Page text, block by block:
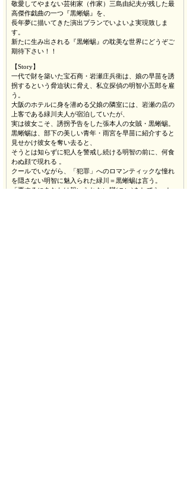
敬愛してやまない芸術家（作家）三島由紀夫が残した最
高傑作戯曲の一つ『黒蜥蜴』を、
長年夢に描いてきた演出プランでいよいよ実現致しま
す。
新たに生み出される『黒蜥蜴』の耽美な世界にどうぞご
期待下さい！！
【Story】
一代で財を築いた宝石商・岩瀬庄兵衛は、娘の早苗を誘
拐するという脅迫状に脅え、私立探偵の明智小五郎を雇
う。
大阪のホテルに身を潜める父娘の隣室には、岩瀬の店の
上客である緑川夫人が宿泊していたが、
実は彼女こそ、誘拐予告をした張本人の女賊・黒蜥蜴。
黒蜥蜴は、部下の美しい青年・雨宮を早苗に紹介すると
見せかけ彼女を奪い去ると、
そうとは知らずに犯人を警戒し続ける明智の前に、何食
わぬ顔で現れる 。
クールでいながら、「犯罪」へのロマンティックな憧れ
を隠さない明智に魅入られた緑川＝黒蜥蜴は言う。
「要するにあなたは報いられない戀(こい)をしてらっし